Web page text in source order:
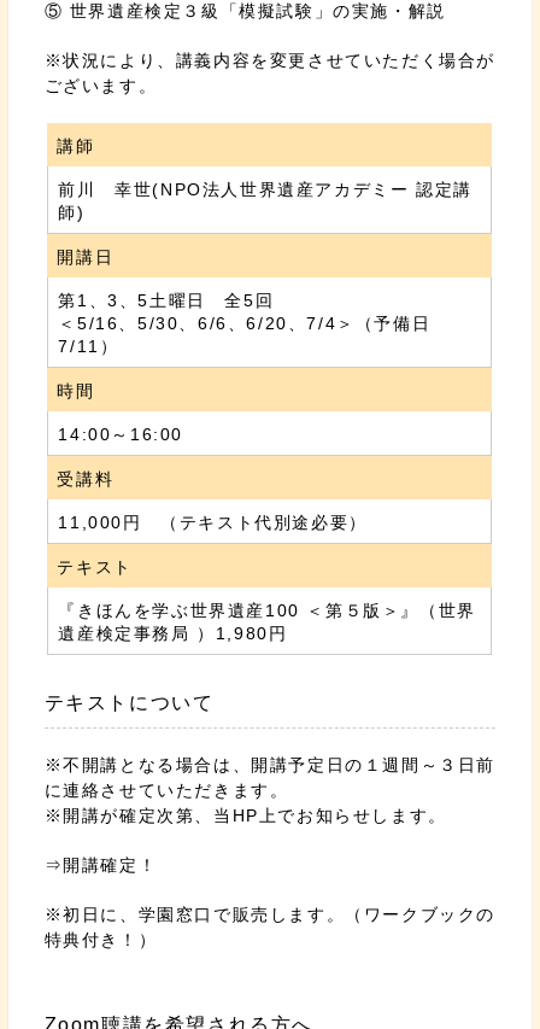
⑤ 世界遺産検定３級「模擬試験」の実施・解説
※状況により、講義内容を変更させていただく場合が
ございます。
講師
前川 幸世(NPO法人世界遺産アカデミー 認定講
師)
開講日
第1、3、5土曜日 全5回
＜5/16、5/30、6/6、6/20、7/4＞（予備日
7/11）
時間
14:00～16:00
受講料
11,000円 （テキスト代別途必要）
テキスト
『きほんを学ぶ世界遺産100 ＜第５版＞』（世界
遺産検定事務局 ）1,980円
テキストについて
※不開講となる場合は、開講予定日の１週間～３日前
に連絡させていただきます。
※開講が確定次第、当HP上でお知らせします。
⇒開講確定！
※初日に、学園窓口で販売します。（ワークブックの
特典付き！）
Zoom聴講を希望される方へ